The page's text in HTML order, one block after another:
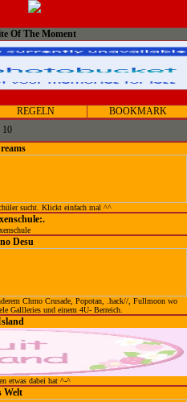
Of The Moment
REGELN BOOKMARK
10
sucht. Klickt einfach mal ^^
Desu
Chrno Crusade, Popotan, .hack//, Fullmoon wo
Gallleries und einem 4U- Berreich.
etwas dabei hat ^-^
Welt